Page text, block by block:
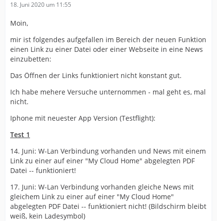
18. Juni 2020 um 11:55
Moin,
mir ist folgendes aufgefallen im Bereich der neuen Funktion
einen Link zu einer Datei oder einer Webseite in eine News
einzubetten:
Das Öffnen der Links funktioniert nicht konstant gut.
Ich habe mehere Versuche unternommen - mal geht es, mal
nicht.
Iphone mit neuester App Version (Testflight):
Test 1
14. Juni: W-Lan Verbindung vorhanden und News mit einem
Link zu einer auf einer "My Cloud Home" abgelegten PDF
Datei -- funktioniert!
17. Juni: W-Lan Verbindung vorhanden gleiche News mit
gleichem Link zu einer auf einer "My Cloud Home"
abgelegten PDF Datei -- funktioniert nicht! (Bildschirm bleibt
weiß, kein Ladesymbol)